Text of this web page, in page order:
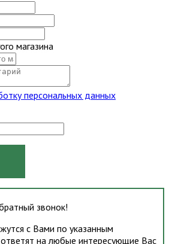
магазина
персональных данных
звонок!
с Вами по указанным
на любые интересующие Вас